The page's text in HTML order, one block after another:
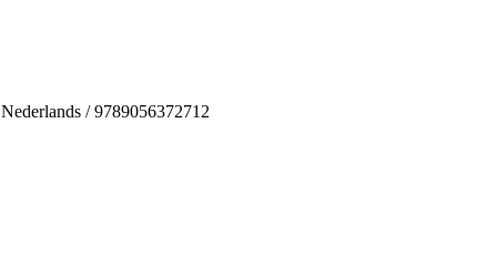
/ 9789056372712